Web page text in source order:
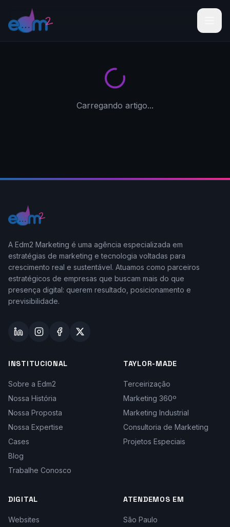
Carregando artigo...
A Edm2 Marketing é uma agência especializada em
estratégias de marketing e tecnologia voltadas para
crescimento real e sustentável. Atuamos como parceiros
estratégicos de empresas que buscam mais do que
presença digital: querem resultado, posicionamento e
previsibilidade.
INSTITUCIONAL
Sobre a Edm2
Nossa História
Nossa Proposta
Nossa Expertise
Cases
Blog
Trabalhe Conosco
TAYLOR-MADE
Terceirização
Marketing 360º
Marketing Industrial
Consultoria de Marketing
Projetos Especiais
DIGITAL
Websites
ATENDEMOS EM
São Paulo